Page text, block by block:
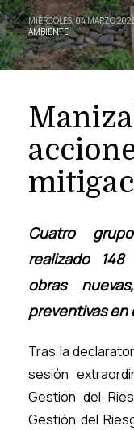
MIÉRCOLES, 04 MARZO
AMBIENTE
Cuatro
realizado
obras
preventivas
Tras la
sesión
Gestión del
Gestión del